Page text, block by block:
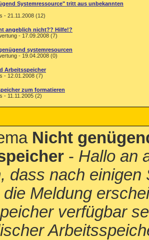
Systemressource" tritt aus unbekannten
- 21.11.2008 (12)
angeblich nicht?? Hilfe!?
- 17.09.2008 (7)
systemresourcen
- 19.04.2008 (0)
Arbeitsspeicher
- 12.01.2008 (7)
zum formatieren
- 11.11.2005 (2)
Nicht
- Hallo an
dass nach
Meldung
verfügbar